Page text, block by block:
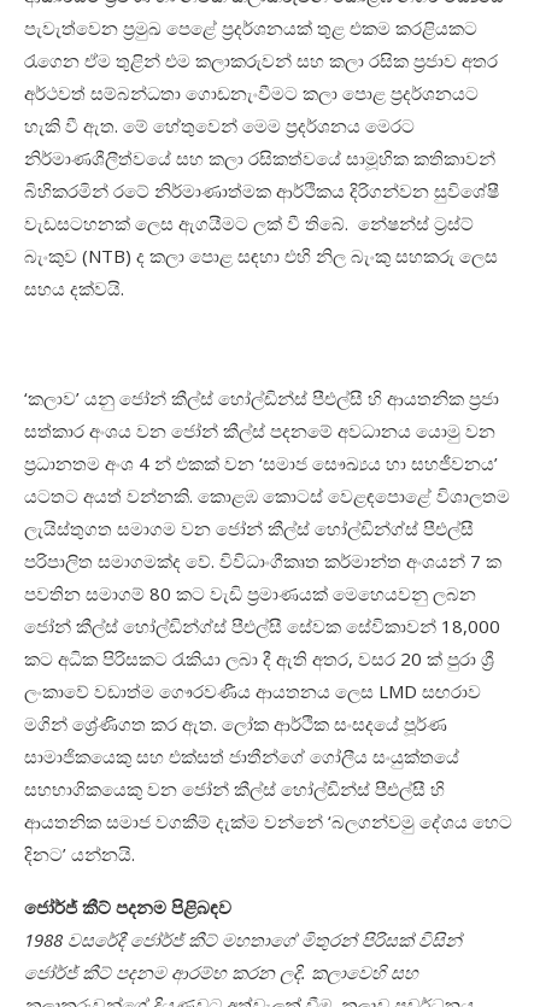
පැවැත්වෙන ප්‍රමුඛ පෙළේ ප්‍රදර්ශනයක් තුළ එකම කරළියකට
රැගෙන ඒම තුළින් එම කලාකරුවන් සහ කලා රසික ප්‍රජාව අතර
අර්ථවත් සම්බන්ධතා ගොඩනැංවීමට කලා පොළ ප්‍රදර්ශනයට
හැකි වී ඇත. මේ හේතුවෙන් මෙම ප්‍රදර්ශනය මෙරට
නිර්මාණශීලීත්වයේ සහ කලා රසිකත්වයේ සාමූහික කතිකාවන්
බිහිකරමින් රටේ නිර්මාණාත්මක ආර්ථිකය දිරිගන්වන සුවිශේෂී
වැඩසටහනක් ලෙස ඇගයීමට ලක් වී තිබේ. නේෂන්ස් ට්‍රස්ට්
බැංකුව (NTB) ද කලා පොළ සඳහා එහි නිල බැංකු සහකරු ලෙස
සහය දක්වයි.
‘කලාව’ යනු ජෝන් කීල්ස් හෝල්ඩින්ස් පීඑල්සී හි ආයතනික ප්‍රජා
සත්කාර අංශය වන ජෝන් කීල්ස් පදනමේ අවධානය යොමු වන
ප්‍රධානතම අංශ 4 න් එකක් වන ‘සමාජ සෞඛ්‍යය හා සහජීවනය’
යටතට අයත් වන්නකි. කොළඹ කොටස් වෙළඳපොළේ විශාලතම
ලැයිස්තුගත සමාගම වන ජෝන් කීල්ස් හෝල්ඩින්ග්ස් පීඑල්සී
පරිපාලිත සමාගමක්ද වේ. විවිධාංගීකෘත කර්මාන්ත අංශයන් 7 ක
පවතින සමාගම් 80 කට වැඩි ප්‍රමාණයක් මෙහෙයවනු ලබන
ජෝන් කීල්ස් හෝල්ඩින්ග්ස් පීඑල්සී සේවක සේවිකාවන් 18,000
කට අධික පිරිසකට රැකියා ලබා දී ඇති අතර, වසර 20 ක් පුරා ශ්‍රී
ලංකාවේ වඩාත්ම ගෞරවණීය ආයතනය ලෙස LMD සඟරාව
මගින් ශ්‍රේණිගත කර ඇත. ලෝක ආර්ථික සංසදයේ පූර්ණ
සාමාජිකයෙකු සහ එක්සත් ජාතීන්ගේ ගෝලීය සංයුක්තයේ
සහභාගිකයෙකු වන ජෝන් කීල්ස් හෝල්ඩින්ස් පීඑල්සී හි
ආයතනික සමාජ වගකීම් දැක්ම වන්නේ ‘බලගන්වමු දේශය හෙට
දිනට’ යන්නයි.
ජෝර්ජ් කීට් පදනම පිළිබඳව
1988 වසරේදී ජෝර්ජ් කීට් මහතාගේ මිතුරන් පිරිසක් විසින්
ජෝර්ජ් කීට් පදනම ආරම්භ කරන ලදි. කලාවෙහි සහ